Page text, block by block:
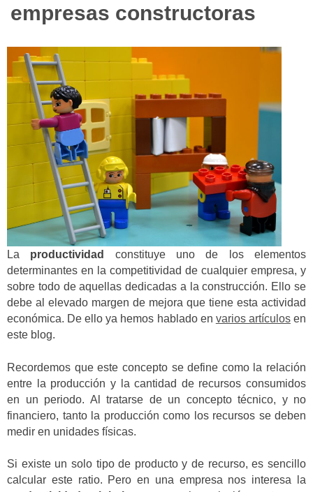
empresas constructoras
La productividad
constituye uno de los elementos
determinantes en la competitividad de cualquier empresa, y
sobre todo de aquellas dedicadas a la construcción. Ello se
debe al elevado margen de mejora que tiene esta actividad
económica. De ello ya hemos hablado en varios artículosen
este blog.
Recordemos que este concepto se define como la relación
entre la producción y la cantidad de recursos consumidos
en un periodo. Al tratarse de un concepto técnico, y no
financiero, tanto la producción como los recursos se deben
medir en unidades físicas.
Si existe un solo tipo de producto y de recurso, es sencillo
calcular este ratio. Pero en una empresa nos interesa la